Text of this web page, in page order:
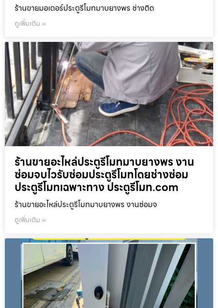
ร้านขายมอเตอร์ประตูรีโมทมาบยางพร ช่างติด
ดูเพิ่มเติม »
ร้านขายอะไหล่ประตูรีโมทมาบยางพร งาน
ซ่อมจบไวรับซ่อมประตูรีโมทโดยช่างซ่อม
ประตูรีโมทเฉพาะทาง ประตูรีโมท.com
ร้านขายอะไหล่ประตูรีโมทมาบยางพร งานซ่อมจ
ดูเพิ่มเติม »